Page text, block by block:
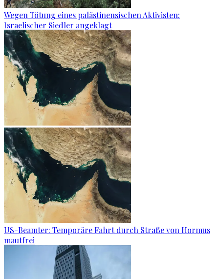
Wegen Tötung eines palästinensischen Aktivisten:
Israelischer Siedler angeklagt
US-Beamter: Temporäre Fahrt durch Straße von Hormus
mautfrei